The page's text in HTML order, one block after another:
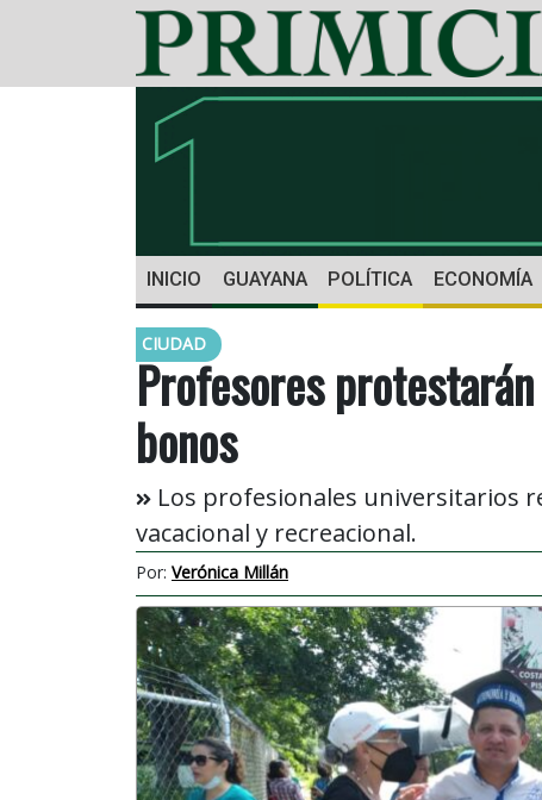
INICIO GUAYANA POLÍTICA ECONOMÍA
CIUDAD
Profesores
bonos
Los profesionales universitarios
vacacional y recreacional.
Por: Verónica Millán